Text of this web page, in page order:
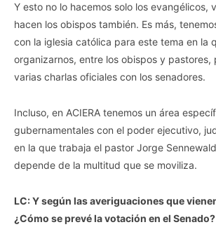
Y esto no lo hacemos solo los evangélicos,
hacen los obispos también. Es más,
con la iglesia católica para este tema en la
organizarnos, entre los obispos y pastores,
varias charlas oficiales con los senadores.
Incluso, en ACIERA tenemos un área
gubernamentales con el poder ejecutivo,
en la que trabaja el pastor Jorge
depende de la multitud que se moviliza.
LC: Y según las averiguaciones que
¿Cómo se prevé la votación en el Senado?